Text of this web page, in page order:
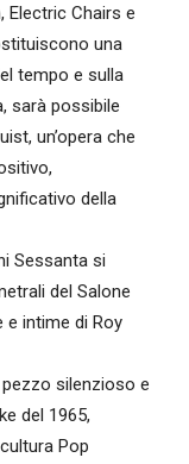
Electric Chairs e
una
tempo e sulla
sarà possibile
un’opera che
della
Sessanta si
del Salone
intime di Roy
silenzioso e
del 1965,
Pop